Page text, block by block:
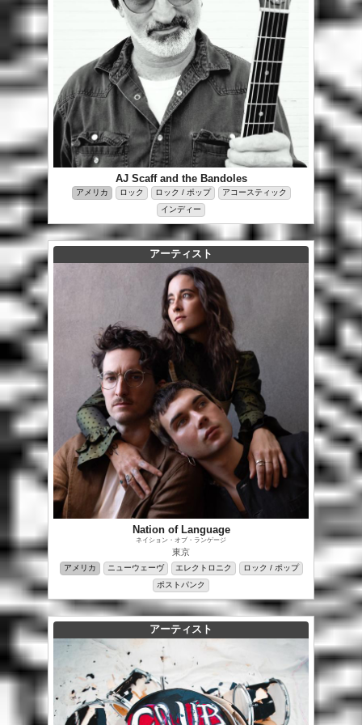
AJ Scaff and the Bandoles
アメリカ ロック ロック / ポップ
アコースティック
インディー
アーティスト
Nation of Language
ネイション・オブ・ランゲージ
東京
アメリカ ニューウェーヴ エレクトロニク
ロック / ポップ
ポストパンク
アーティスト